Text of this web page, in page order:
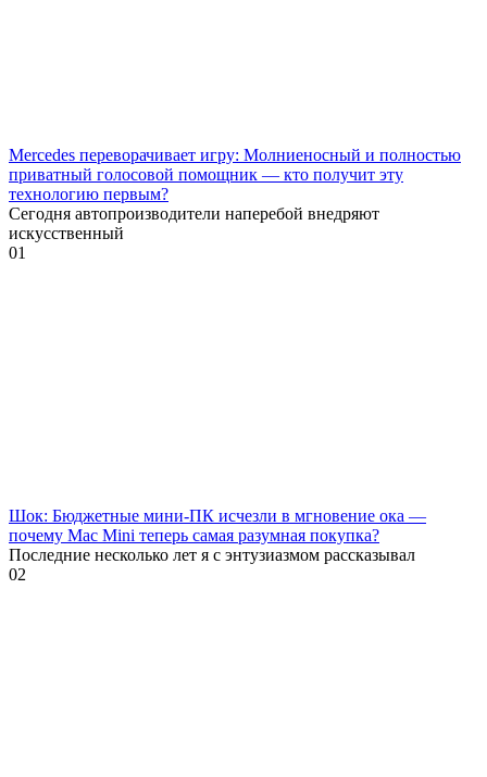
Mercedes переворачивает игру: Молниеносный и полностью
приватный голосовой помощник — кто получит эту
технологию первым?
Сегодня автопроизводители наперебой внедряют
искусственный
01
Шок: Бюджетные мини-ПК исчезли в мгновение ока —
почему Mac Mini теперь самая разумная покупка?
Последние несколько лет я с энтузиазмом рассказывал
02